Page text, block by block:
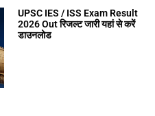
UPSC IES / ISS Exam Result
2026 Out रिजल्ट जारी यहां से करें
डाउनलोड